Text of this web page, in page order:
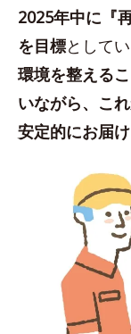
2025年中に『
を目標としてい
環境を整える
いながら、こ
安定的にお届